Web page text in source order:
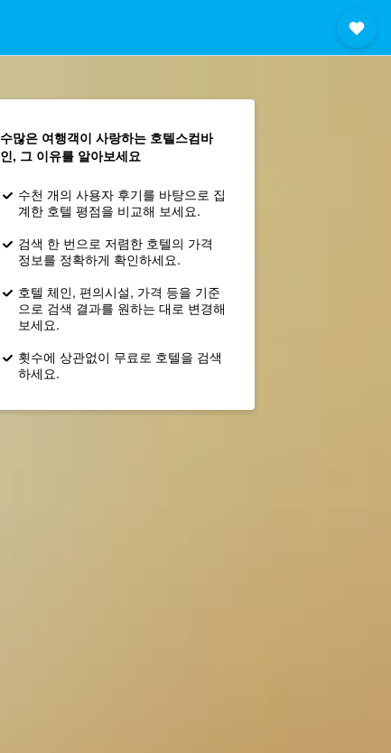
수많은 여행객이 사랑하는 호텔스컴바
인, 그 이유를 알아보세요
수천 개의 사용자 후기를 바탕으로 집
계한 호텔 평점을 비교해 보세요.
검색 한 번으로 저렴한 호텔의 가격
정보를 정확하게 확인하세요.
호텔 체인, 편의시설, 가격 등을 기준
으로 검색 결과를 원하는 대로 변경해
보세요.
횟수에 상관없이 무료로 호텔을 검색
하세요.